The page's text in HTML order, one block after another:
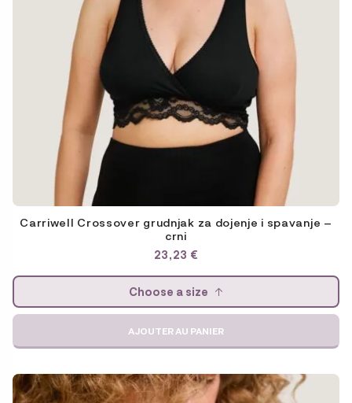
Carriwell Crossover grudnjak za dojenje i spavanje –
crni
23,23 €
Choose a size
AJOUTER AU PANIER